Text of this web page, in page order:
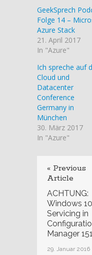
GeekSprech
Folge 14 –
Azure Stack
21. April 2017
In "Azure"
Ich spreche auf
Cloud und
Datacenter
Conference
Germany in
München
30. März 2017
In "Azure"
« Previous
Article
ACHTUNG:
Windows 10
Servicing in
Manager
29. Januar 2016